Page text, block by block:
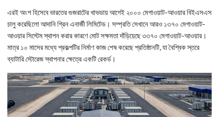
এরই অংশ হিসেবে ভারতের গুজরাটের খাভডায় আগেই ২০০০ মেগাওয়াট-আওয়ার বিইএসএস
চালু করেছিলো আদানি গ্রিন এনার্জী লিমিটেড। সম্প্রতি সেখানে আরও ১৩৭০ মেগাওয়াট-
আওয়ার সিস্টেম স্থাপন করার কারণে মোট সক্ষমতা দাঁড়িয়েছে ৩৩৭০ মেগাওয়াট-আওয়ার।
মাত্র ১০ মাসের মধ্যে প্রকল্পটির নির্মাণ কাজ শেষ করেছে প্রতিষ্ঠানটি, যা বৈশ্বিক স্তরে
ব্যাটারি স্টোরেজ স্থাপনার ক্ষেত্রে একটি রেকর্ড।